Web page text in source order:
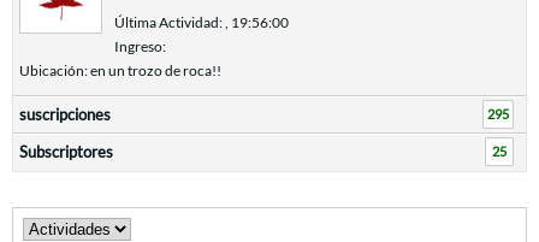
Última Actividad: , 19:56:00
Ingreso:
Ubicación: en un trozo de roca!!
suscripciones 295
Subscriptores 25